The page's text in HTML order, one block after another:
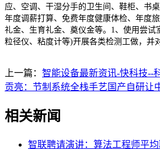
应、空调、干湿分手的卫生间、鞋柜、书
年度调薪打算、免费年度健康体检、年度
礼金、生育礼金、奠仪金等。1、使用尝试
粒径仪、粘度计等)开展各类检测工做，并
上一篇： 智能设备最新资讯-快科技--
贡亮：节制系统全栈手艺国产自研让
相关新闻
智联聘请演讲：算法工程师平